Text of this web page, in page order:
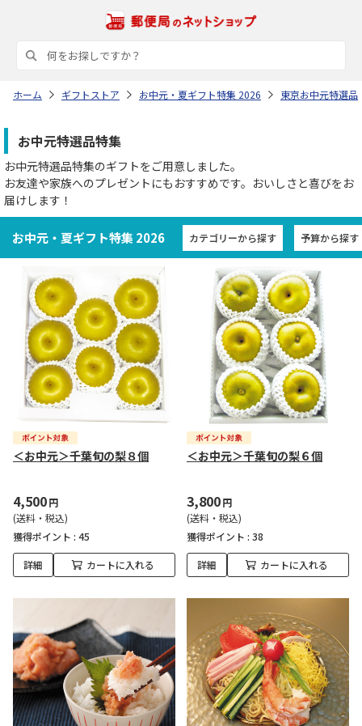
ホーム ギフトストア お中元・夏ギフト特集 2026 東京お中元特選品
お中元特選品特集
お中元特選品特集のギフトをご用意しました。
お友達や家族へのプレゼントにもおすすめです。おいしさと喜びをお
届けします！
お中元・夏ギフト特集 2026 カテゴリーから探す 予算から探す
＜お中元＞千葉旬の梨８個
4,500円
(送料・税込)
獲得ポイント : 45
詳細 カートに入れる
＜お中元＞千葉旬の梨６個
3,800円
(送料・税込)
獲得ポイント : 38
詳細 カートに入れる